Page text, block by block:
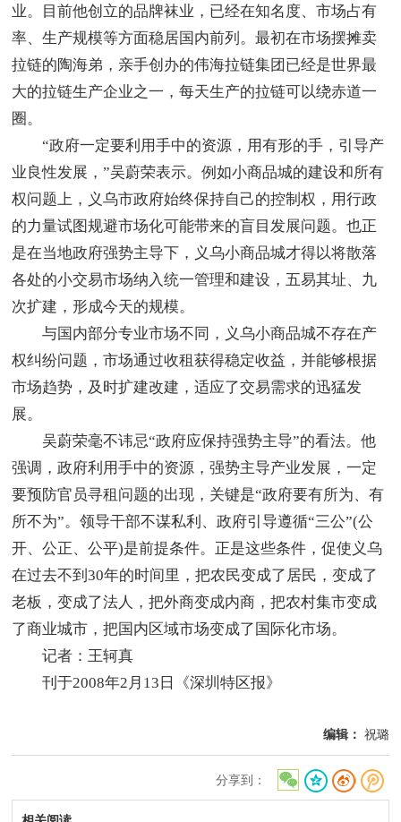
业。目前他创立的品牌袜业，已经在知名度、市场占有
率、生产规模等方面稳居国内前列。最初在市场摆摊卖
拉链的陶海弟，亲手创办的伟海拉链集团已经是世界最
大的拉链生产企业之一，每天生产的拉链可以绕赤道一
圈。
“政府一定要利用手中的资源，用有形的手，引导产
业良性发展，”吴蔚荣表示。例如小商品城的建设和所有
权问题上，义乌市政府始终保持自己的控制权，用行政
的力量试图规避市场化可能带来的盲目发展问题。也正
是在当地政府强势主导下，义乌小商品城才得以将散落
各处的小交易市场纳入统一管理和建设，五易其址、九
次扩建，形成今天的规模。
与国内部分专业市场不同，义乌小商品城不存在产
权纠纷问题，市场通过收租获得稳定收益，并能够根据
市场趋势，及时扩建改建，适应了交易需求的迅猛发
展。
吴蔚荣毫不讳忌“政府应保持强势主导”的看法。他
强调，政府利用手中的资源，强势主导产业发展，一定
要预防官员寻租问题的出现，关键是“政府要有所为、有
所不为”。领导干部不谋私利、政府引导遵循“三公”(公
开、公正、公平)是前提条件。正是这些条件，促使义乌
在过去不到30年的时间里，把农民变成了居民，变成了
老板，变成了法人，把外商变成内商，把农村集市变成
了商业城市，把国内区域市场变成了国际化市场。
记者：王轲真
刊于2008年2月13日《深圳特区报》
编辑： 祝璐
分享到：